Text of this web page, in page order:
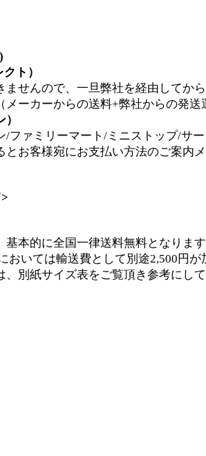
ト）
せんので、一旦弊社を経由してから
ーカーからの送料+弊社からの発送
ァミリーマート/ミニストップ/サー
お客様宛にお支払い方法のご案内
基本的に全国一律送料無料となります
いては輸送費として別途2,500円が
別紙サイズ表をご覧頂き参考にして